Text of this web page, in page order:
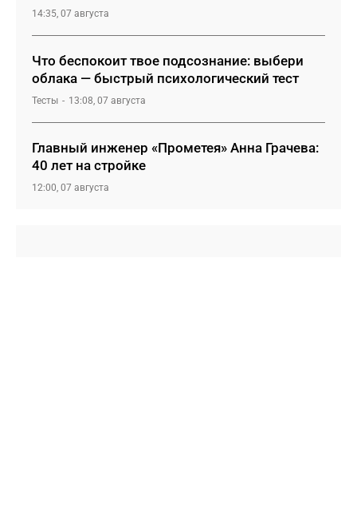
14:35, 07 августа
Что беспокоит твое подсознание: выбери
облака — быстрый психологический тест
Тесты 13:08, 07 августа
Главный инженер «Прометея» Анна Грачева:
40 лет на стройке
12:00, 07 августа